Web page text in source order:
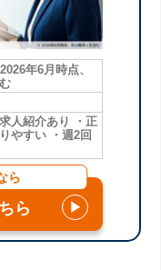
年6月時点、
人紹介あり ・正
やすい ・週2回
ら
ら ▶